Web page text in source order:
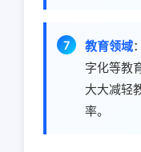
教育领域
字化等教
大大减轻
率。